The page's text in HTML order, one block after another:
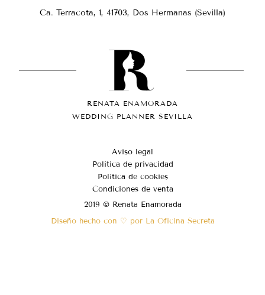
Ca. Terracota, 1, 41703, Dos Hermanas (Sevilla)
RENATA ENAMORADA
WEDDING PLANNER SEVILLA
Aviso legal
Política de privacidad
Política de cookies
Condiciones de venta
2019 © Renata Enamorada
Diseño hecho con ♡ por La Oficina Secreta